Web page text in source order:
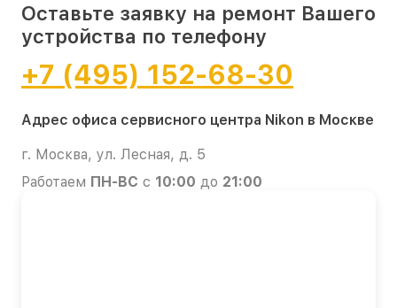
Оставьте заявку на ремонт Вашего
устройства по телефону
+7 (495) 152-68-30
Адрес офиса сервисного центра Nikon в Москве
г. Москва, ул. Лесная, д. 5
Работаем ПН-ВС с 10:00 до 21:00